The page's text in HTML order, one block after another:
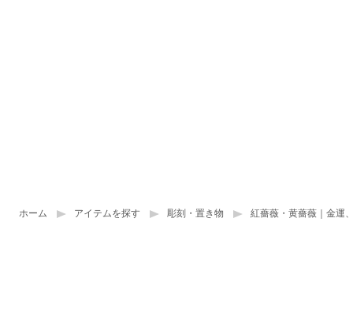
ホーム アイテムを探す 彫刻・置き物 紅薔薇・黄薔薇｜金運